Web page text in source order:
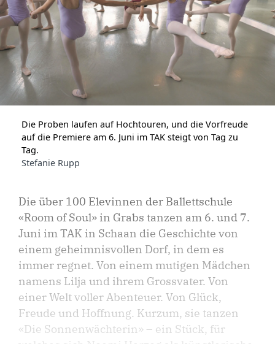
Die Proben laufen auf Hochtouren, und die Vorfreude
auf die Premiere am 6. Juni im TAK steigt von Tag zu
Tag.
Stefanie Rupp
Die über 100 Elevinnen der Ballettschule
«Room of Soul» in Grabs tanzen am 6. und 7.
Juni im TAK in Schaan die Geschichte von
einem geheimnisvollen Dorf, in dem es
immer regnet. Von einem mutigen Mädchen
namens Lilja und ihrem Grossvater. Von
einer Welt voller Abenteuer. Von Glück,
Freude und Hoffnung. Kurzum, sie tanzen
«Die Sonnenwächterin» – ein Stück, für